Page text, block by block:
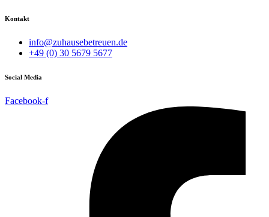
Kontakt
info@zuhausebetreuen.de
+49 (0) 30 5679 5677
Social Media
Facebook-f